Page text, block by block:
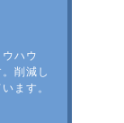
ハウ
削減し
ます。